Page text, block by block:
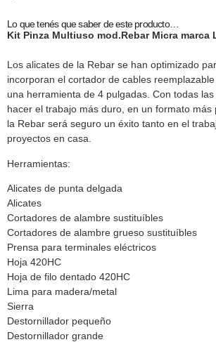
Lo que tenés que saber de este producto…
Kit Pinza Multiuso mod.Rebar Micra marca
Los alicates de la Rebar se han optimizado
incorporan el cortador de cables
una herramienta de 4 pulgadas. Con todas
hacer el trabajo más duro, en un formato más
la Rebar será seguro un éxito tanto en el
proyectos en casa.
Herramientas:
Alicates de punta delgada
Alicates
Cortadores de alambre sustituíbles
Cortadores de alambre grueso sustituíbles
Prensa para terminales eléctricos
Hoja 420HC
Hoja de filo dentado 420HC
Lima para madera/metal
Sierra
Destornillador pequeño
Destornillador grande